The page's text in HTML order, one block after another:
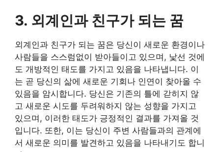
3. 외계인과 친구가 되는 꿈
외계인과 친구가 되는 꿈은 당신이 새로운 환경이나
사람들을 스스럼없이 받아들이고 있으며, 낯선 것에
도 개방적인 태도를 가지고 있음을 나타냅니다. 이
는 곧 당신의 삶에 새로운 기회나 인연이 찾아올 수
있음을 암시합니다. 당신은 기존의 틀에 갇히지 않
고 새로운 시도를 두려워하지 않는 성향을 가지고
있으며, 이러한 태도가 긍정적인 결과를 가져올 것
입니다. 또한, 이는 당신이 주변 사람들과의 관계에
서 새로운 의미를 발견하고 있음을 나타내기도 합니